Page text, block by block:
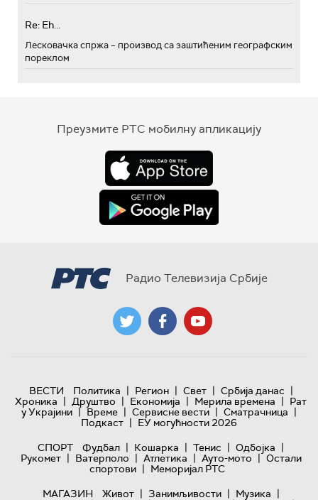
Re: Eh...
Лесковачка спржа – производ са заштићеним географским
пореклом
Преузмите РТС мобилну апликацију
Радио Телевизија Србије
ВЕСТИ Политика | Регион | Свет | Србија данас |
Хроника | Друштво | Економија | Мерила времена | Рат
у Украјини | Време | Сервисне вести | Сматрачница |
Подкаст | ЕУ могућности 2026
СПОРТ
Фудбал | Кошарка | Тенис | Одбојка |
Рукомет | Ватерполо | Атлетика | Ауто-мото | Остали
спортови | Меморијал РТС
МАГАЗИН
Живот | Занимљивости | Музика |